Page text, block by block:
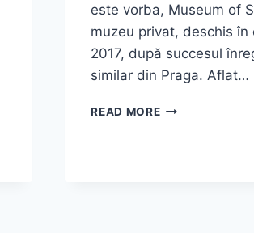
este vorba, Museum of
muzeu privat, deschis în
2017, după succesul
similar din Praga. Aflat…
READ MOREAM